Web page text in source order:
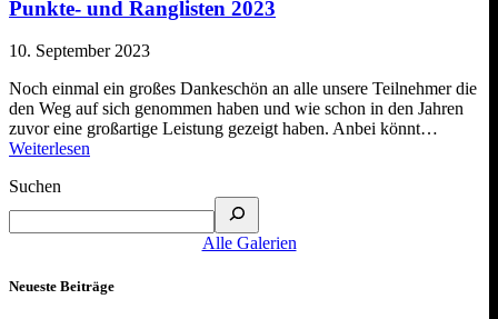
Punkte- und Ranglisten 2023
10. September 2023
Noch einmal ein großes Dankeschön an alle unsere Teilnehmer die
den Weg auf sich genommen haben und wie schon in den Jahren
zuvor eine großartige Leistung gezeigt haben. Anbei könnt…
Weiterlesen
Suchen
Alle Galerien
Neueste Beiträge